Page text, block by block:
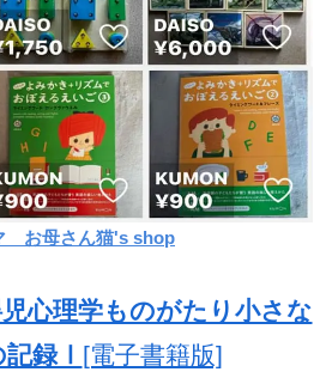
お母さん猫's shop
児心理学ものがたり小さな
記録Ⅰ [電子書籍版]